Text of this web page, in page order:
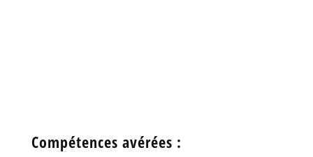
Compétences avérées :